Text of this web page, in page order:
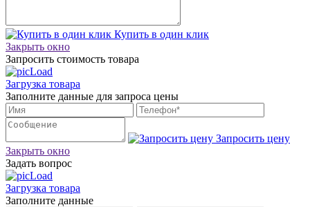
Купить в один клик
Закрыть окно
Запросить стоимость товара
Загрузка товара
Заполните данные для запроса цены
Запросить цену
Закрыть окно
Задать вопрос
Загрузка товара
Заполните данные